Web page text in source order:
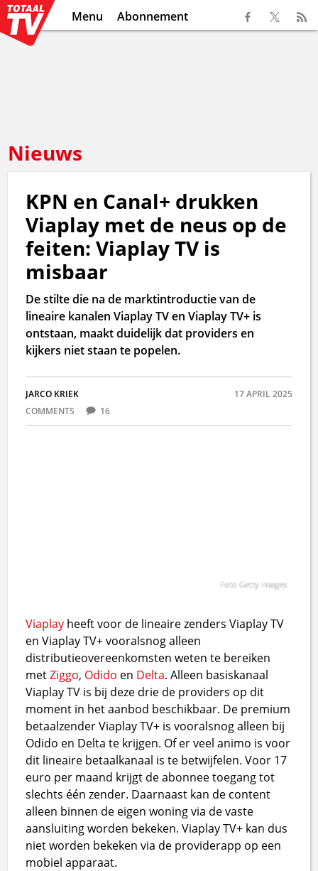
Menu Abonnement
Nieuws
KPN en Canal+ drukken
Viaplay met de neus op de
feiten: Viaplay TV is
misbaar
De stilte die na de marktintroductie van de
lineaire kanalen Viaplay TV en Viaplay TV+ is
ontstaan, maakt duidelijk dat providers en
kijkers niet staan te popelen.
JARCO KRIEK
17 APRIL 2025
COMMENTS
16
Foto Getty Images
Viaplay heeft voor de lineaire zenders Viaplay TV
en Viaplay TV+ vooralsnog alleen
distributieovereenkomsten weten te bereiken
metZiggo, Odido en Delta. Alleen basiskanaal
Viaplay TV is bij deze drie de providers op dit
moment in het aanbod beschikbaar. De premium
betaalzender Viaplay TV+ is vooralsnog alleen bij
Odido en Delta te krijgen. Of er veel animo is voor
dit lineaire betaalkanaal is te betwijfelen. Voor 17
euro per maand krijgt de abonnee toegang tot
slechts één zender. Daarnaast kan de content
alleen binnen de eigen woning via de vaste
aansluiting worden bekeken. Viaplay TV+ kan dus
niet worden bekeken via de providerapp op een
mobiel apparaat.